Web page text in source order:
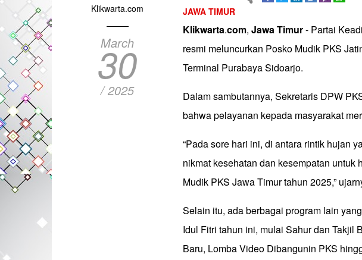
Klikwarta.com
March
30
/ 2025
JAWA TIMUR
Klikwarta.com, JawaTimur- Partai
resmi meluncurkan Posko Mudik PKS
Terminal Purabaya Sidoarjo.
Dalam sambutannya, Sekretaris DPW
bahwa pelayanan kepada masyarakat
“Pada sore hari ini, di antara rintik hujan
nikmat kesehatan dan kesempatan untuk
Mudik PKS Jawa Timur tahun 2025,”
Selain itu, ada berbagai program lain
Idul Fitri tahun ini, mulai Sahur dan Takjil
Baru, Lomba Video Dibangunin PKS